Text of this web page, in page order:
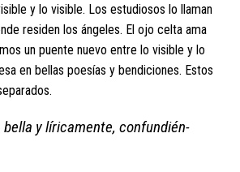
y lo visible. Los estudiosos lo llaman
residen los ángeles. El ojo celta ama
un puente nuevo entre lo visible y lo
en bellas poesías y bendiciones. Estos
bella y líricamente, confundién­